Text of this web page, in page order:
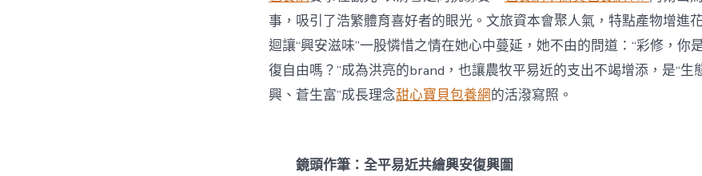
事，吸引了浩繁體育喜好者的眼光。文旅資本會聚人氣，特點產物增進
迴讓“興安滋味”一股憐惜之情在她心中蔓延，她不由的問道：“彩修，你
復自由嗎？”成為洪亮的brand，也讓農牧平易近的支出不竭增添，是“生
興、蒼生富”成長理念甜心寶貝包養網的活潑寫照。
鏡頭作筆：全平易近共繪興安復興圖